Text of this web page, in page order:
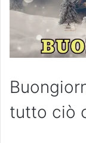
tutto ciò